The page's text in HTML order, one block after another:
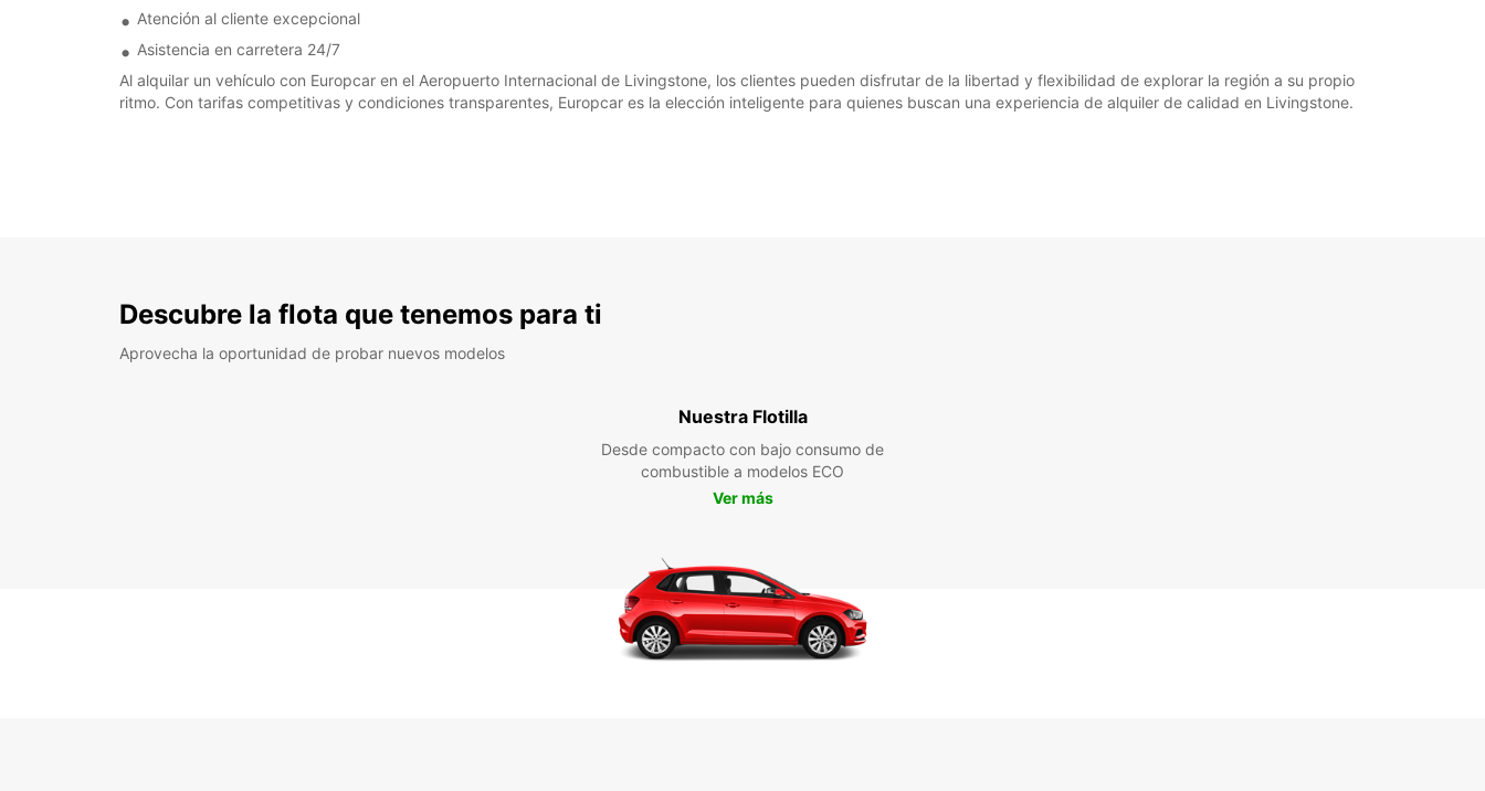
Atención al cliente excepcional
Asistencia en carretera 24/7
Al alquilar un vehículo con Europcar en el Aeropuerto Internacional de Livingstone, los clientes pueden disfrutar de la libertad y flexibilidad de explorar la región a su propio
ritmo. Con tarifas competitivas y condiciones transparentes, Europcar es la elección inteligente para quienes buscan una experiencia de alquiler de calidad en Livingstone.
Descubre la flota que tenemos para ti
Aprovecha la oportunidad de probar nuevos modelos
Nuestra Flotilla
Desde compacto con bajo consumo de
combustible a modelos ECO
Ver más